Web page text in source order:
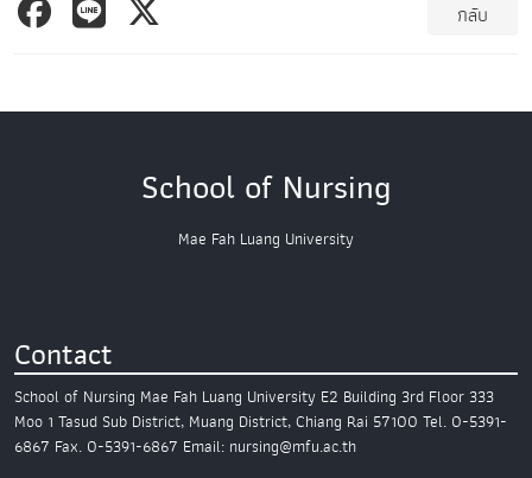
กลับ
School of Nursing
Mae Fah Luang University
Contact
School of Nursing Mae Fah Luang University E2 Building 3rd Floor 333
Moo 1 Tasud Sub District, Muang District, Chiang Rai 57100 Tel. 0-5391-
6867 Fax. 0-5391-6867 Email: nursing@mfu.ac.th